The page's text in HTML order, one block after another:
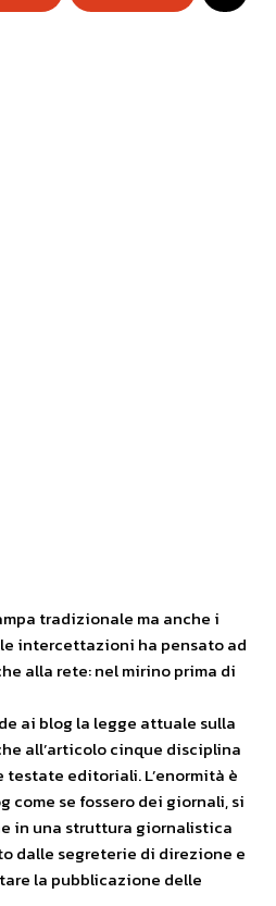
tradizionale ma anche i
intercettazioni ha pensato ad
alla rete: nel mirino prima di
ai blog la legge attuale sulla
all’articolo cinque disciplina
testate editoriali. L’enormità è
come se fossero dei giornali, si
in una struttura giornalistica
dalle segreterie di direzione e
la pubblicazione delle